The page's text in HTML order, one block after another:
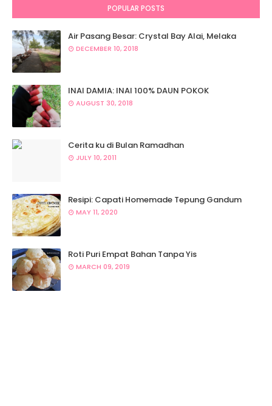
POPULAR POSTS
Air Pasang Besar: Crystal Bay Alai, Melaka
DECEMBER 10, 2018
INAI DAMIA: INAI 100% DAUN POKOK
AUGUST 30, 2018
Cerita ku di Bulan Ramadhan
JULY 10, 2011
Resipi: Capati Homemade Tepung Gandum
MAY 11, 2020
Roti Puri Empat Bahan Tanpa Yis
MARCH 09, 2019